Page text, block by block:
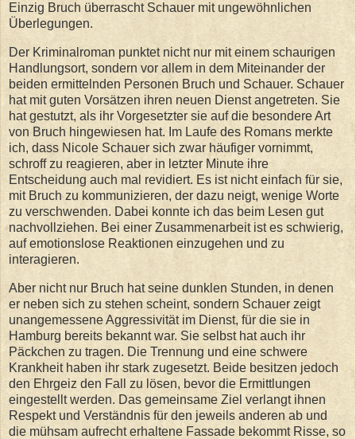
Einzig Bruch überrascht Schauer mit ungewöhnlichen
Überlegungen.
Der Kriminalroman punktet nicht nur mit einem schaurigen
Handlungsort, sondern vor allem in dem Miteinander der
beiden ermittelnden Personen Bruch und Schauer. Schauer
hat mit guten Vorsätzen ihren neuen Dienst angetreten. Sie
hat gestutzt, als ihr Vorgesetzter sie auf die besondere Art
von Bruch hingewiesen hat. Im Laufe des Romans merkte
ich, dass Nicole Schauer sich zwar häufiger vornimmt,
schroff zu reagieren, aber in letzter Minute ihre
Entscheidung auch mal revidiert. Es ist nicht einfach für sie,
mit Bruch zu kommunizieren, der dazu neigt, wenige Worte
zu verschwenden. Dabei konnte ich das beim Lesen gut
nachvollziehen. Bei einer Zusammenarbeit ist es schwierig,
auf emotionslose Reaktionen einzugehen und zu
interagieren.
Aber nicht nur Bruch hat seine dunklen Stunden, in denen
er neben sich zu stehen scheint, sondern Schauer zeigt
unangemessene Aggressivität im Dienst, für die sie in
Hamburg bereits bekannt war. Sie selbst hat auch ihr
Päckchen zu tragen. Die Trennung und eine schwere
Krankheit haben ihr stark zugesetzt. Beide besitzen jedoch
den Ehrgeiz den Fall zu lösen, bevor die Ermittlungen
eingestellt werden. Das gemeinsame Ziel verlangt ihnen
Respekt und Verständnis für den jeweils anderen ab und
die mühsam aufrecht erhaltene Fassade bekommt Risse, so